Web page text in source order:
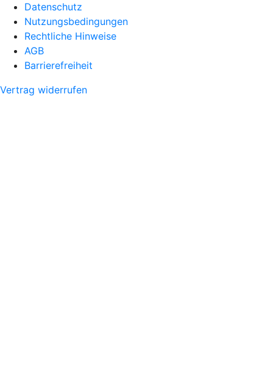
Datenschutz
Nutzungsbedingungen
Rechtliche Hinweise
AGB
Barrierefreiheit
Vertrag widerrufen